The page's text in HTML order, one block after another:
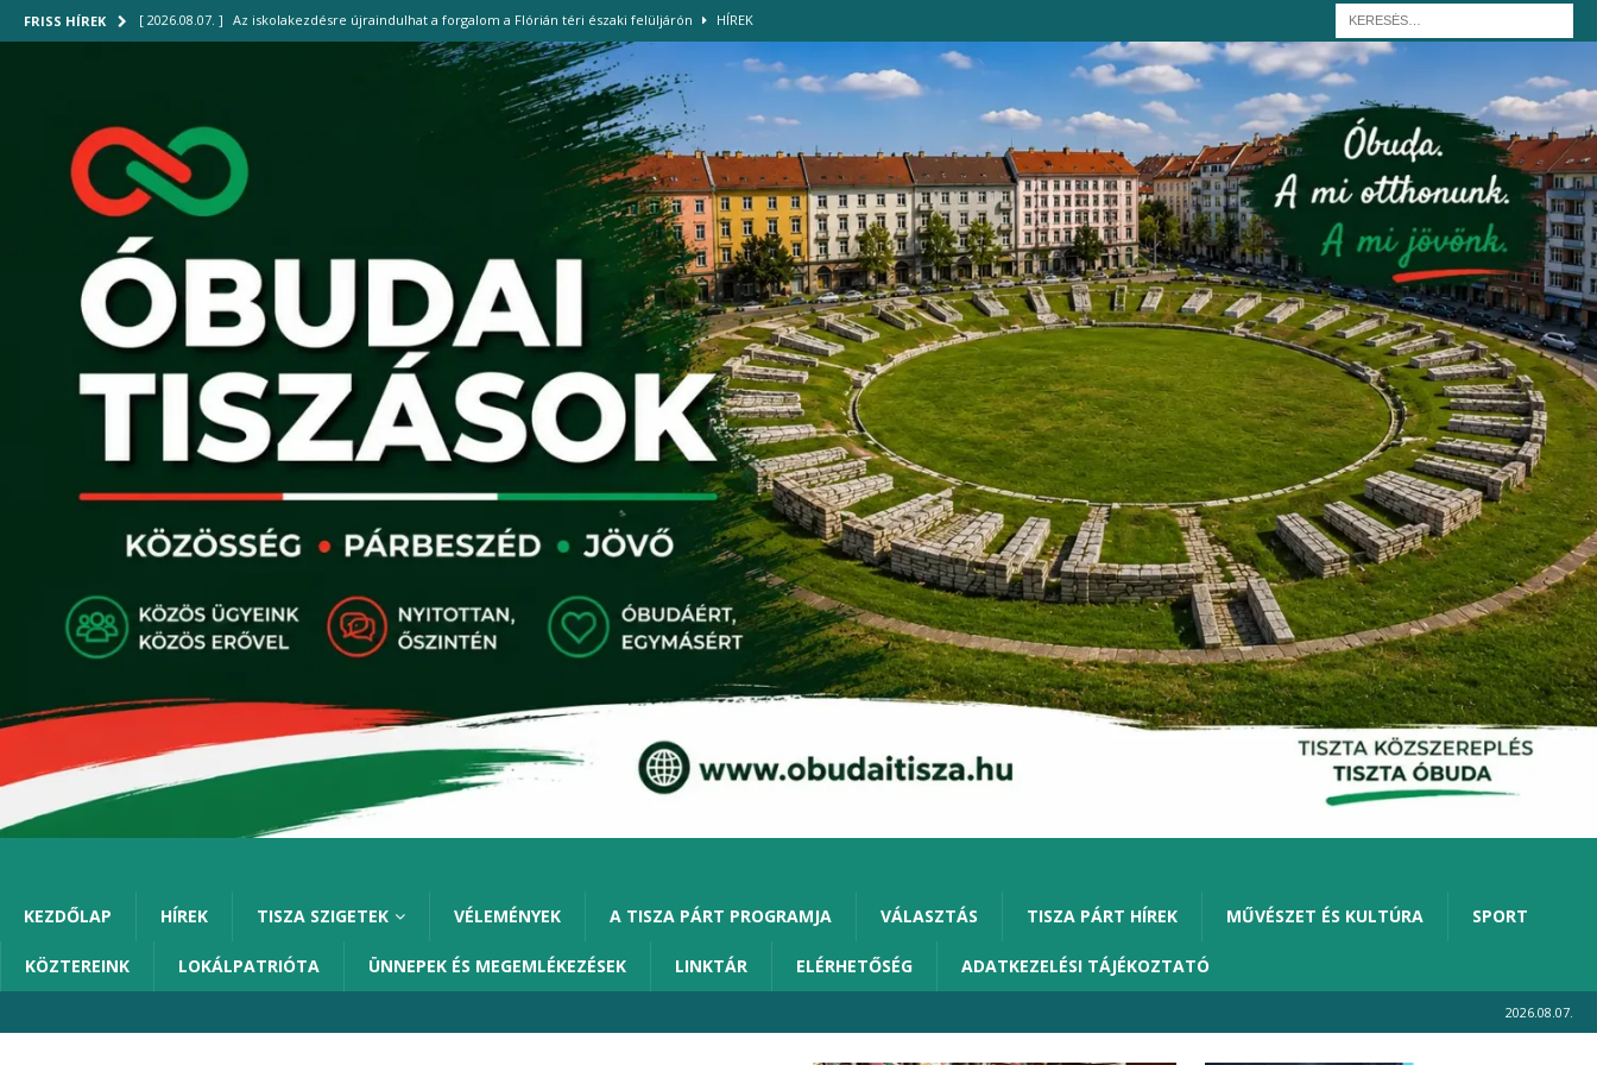
FRISS HÍREK [ 2026.08.07. ] Az iskolakezdésre újraindulhat a forgalom a Flórián téri északi felüljárón HÍREK
Új gyalogoshíd kötheti össze Óbudát az Óbudai-szigettel HÍREK
Mit hagytak ránk a rómaiak? – Római emlékek Óbudán (2. rész) LOKÁLPATRIÓTA
[ 2026.08.01. ] Harmadfokú hőségriasztás: vigyázzunk egymásra, és használjuk tudatosan a vizet és az energiát!
[ 2026.08.07. ] Bográcsozással ünnepelte második születésnapját az Amfiteátrum Óbuda Tisza Sziget HÍREK
KEZDŐLAP HÍREK TISZA SZIGETEK VÉLEMÉNYEK A TISZA PÁRT PROGRAMJA VÁLASZTÁS TISZA PÁRT HÍREK MŰVÉSZET ÉS KULTÚRA SPORT
KÖZTEREINK LOKÁLPATRIÓTA ÜNNEPEK ÉS MEGEMLÉKEZÉSEK LINKTÁR ELÉRHETŐSÉG ADATKEZELÉSI TÁJÉKOZTATÓ
2026.08.07.